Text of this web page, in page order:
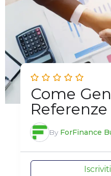
Come
Referenze
By ForFinance